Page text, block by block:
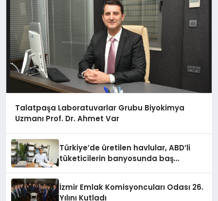
Talatpaşa Laboratuvarlar Grubu Biyokimya
Uzmanı Prof. Dr. Ahmet Var
Türkiye’de üretilen havlular, ABD’li
tüketicilerin banyosunda baş
İzmir Emlak Komisyoncuları Odası 26.
Yılını Kutladı